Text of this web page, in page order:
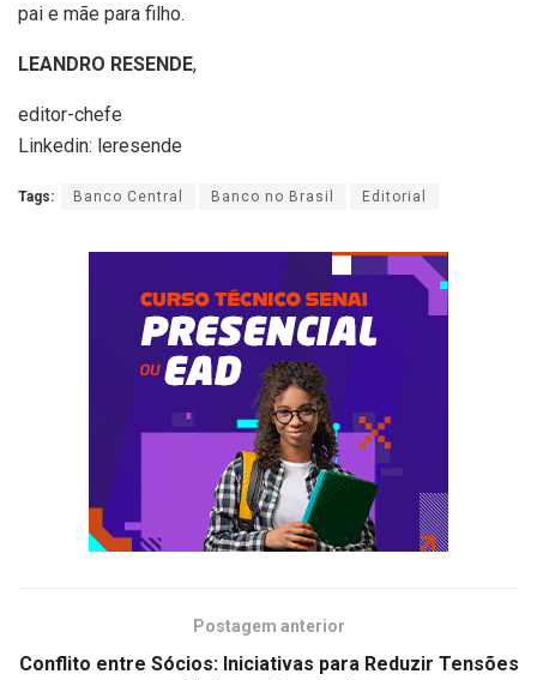
pai e mãe para filho.
LEANDRO RESENDE,
editor-chefe
Linkedin: leresende
Tags: Banco Central Banco no Brasil Editorial
Postagem anterior
Conflito entre Sócios: Iniciativas para Reduzir Tensões